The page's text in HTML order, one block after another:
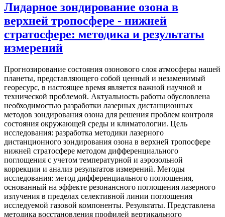
Лидарное зондирование озона в
верхней тропосфере - нижней
стратосфере: методика и результаты
измерений
Прогнозирование состояния озонового слоя атмосферы нашей
планеты, представляющего собой ценный и незаменимый
георесурс, в настоящее время является важной научной и
технической проблемой. Актуальность работы обусловлена
необходимостью разработки лазерных дистанционных
методов зондирования озона для решения проблем контроля
состояния окружающей среды и климатологии. Цель
исследования: разработка методики лазерного
дистанционного зондирования озона в верхней тропосфере
нижней стратосфере методом дифференциального
поглощения с учетом температурной и аэрозольной
коррекции и анализ результатов измерений. Методы
исследования: метод дифференциального поглощения,
основанный на эффекте резонансного поглощения лазерного
излучения в пределах селективной линии поглощения
исследуемой газовой компоненты. Результаты. Представлена
методика восстановления профилей вертикального